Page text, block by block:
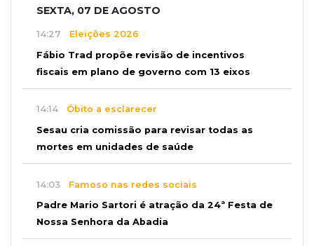
SEXTA, 07 DE AGOSTO
14:27 Eleições 2026
Fábio Trad propõe revisão de incentivos
fiscais em plano de governo com 13 eixos
14:14 Óbito a esclarecer
Sesau cria comissão para revisar todas as
mortes em unidades de saúde
14:03 Famoso nas redes sociais
Padre Mario Sartori é atração da 24ª Festa de
Nossa Senhora da Abadia